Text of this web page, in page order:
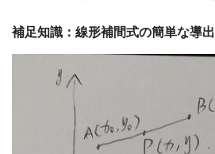
補足知識：線形補間式の簡単な導出